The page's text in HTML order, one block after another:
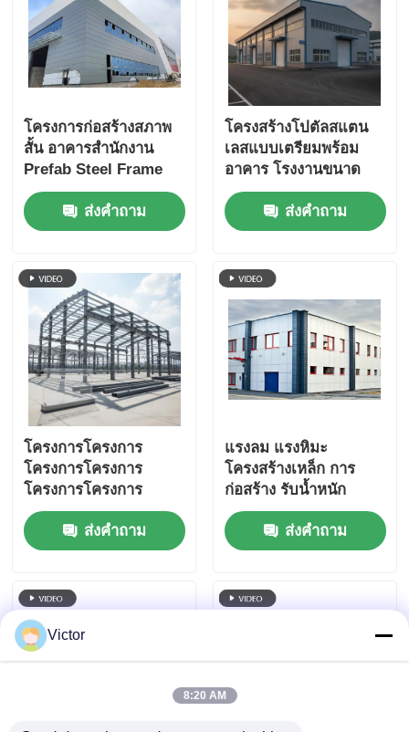
โครงการก่อสร้างสภาพ
สั้น อาคารสํานักงาน
Prefab Steel Frame
ส่งคำถาม
โครงสร้างโปตัลสแตน
เลสแบบเตรียมพร้อม
อาคาร โรงงานขนาด
ใหญ่
ส่งคำถาม
โครงการโครงการ
โครงการโครงการ
โครงการโครงการ
โครงการ
ส่งคำถาม
แรงลม แรงหิมะ
โครงสร้างเหล็ก การ
ก่อสร้าง รับน้ำหนัก
สนามกีฬา ห้างสรรพ
สินค้า
ส่งคำถาม
Victor
8:20 AM